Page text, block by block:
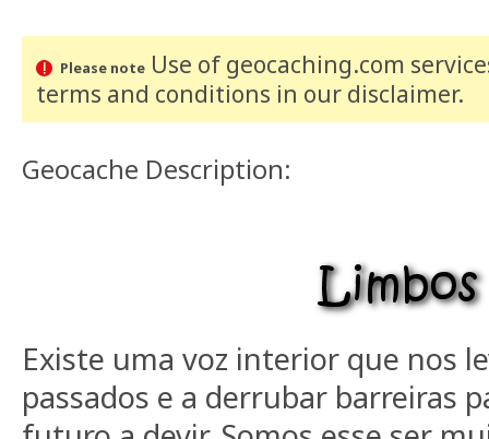
Please noteUse of geocaching.com
terms and conditions in our disclaimer.
Geocache Description:
Existe uma voz interior que nos
passados e a derrubar barreiras